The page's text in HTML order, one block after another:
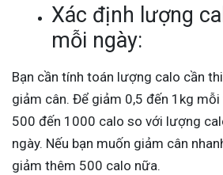
Xác định lượng
mỗi ngày:
Bạn cần tính toán lượng calo cần
giảm cân. Để giảm 0,5 đến 1kg mỗi
500 đến 1000 calo so với lượng
ngày. Nếu bạn muốn giảm cân
giảm thêm 500 calo nữa.